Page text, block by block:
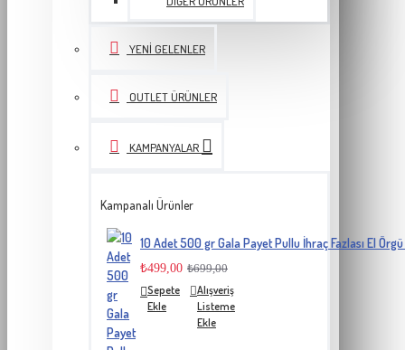
YENI GELENLER
OUTLET ÜRÜNLER
KAMPANYALAR
Kampanalı Ürünler
10 Adet 500 gr Gala Payet Pullu İhraç Fazlası El
₺499,00 ₺699,00
Sepete
Ekle
Alışveriş
Listeme
Ekle